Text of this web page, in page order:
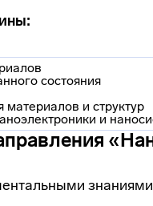
состояния
и структур
и